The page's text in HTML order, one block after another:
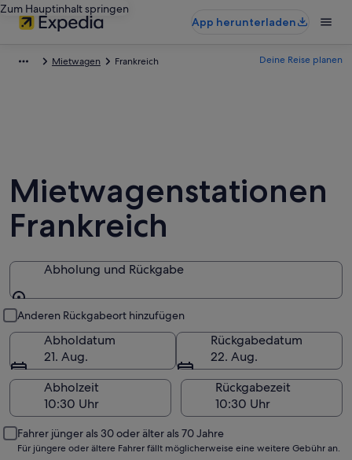
Zum Hauptinhalt springen
App herunterladen
Mietwagen Frankreich Deine Reise planen
Mietwagenstationen
Frankreich
Abholung und Rückgabe
Anderen Rückgabeort hinzufügen
Abholdatum
21. Aug.
Rückgabedatum
22. Aug.
Abholzeit
Rückgabezeit
Fahrer jünger als 30 oder älter als 70 Jahre
Für jüngere oder ältere Fahrer fällt möglicherweise eine weitere Gebühr an.